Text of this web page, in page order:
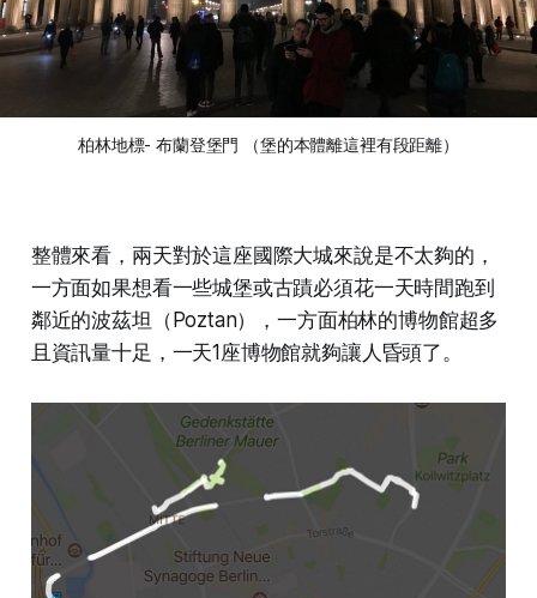
柏林地標- 布蘭登堡門 （堡的本體離這裡有段距離）
整體來看，兩天對於這座國際大城來說是不太夠的，
一方面如果想看一些城堡或古蹟必須花一天時間跑到
鄰近的波茲坦（Poztan），一方面柏林的博物館超多
且資訊量十足，一天1座博物館就夠讓人昏頭了。